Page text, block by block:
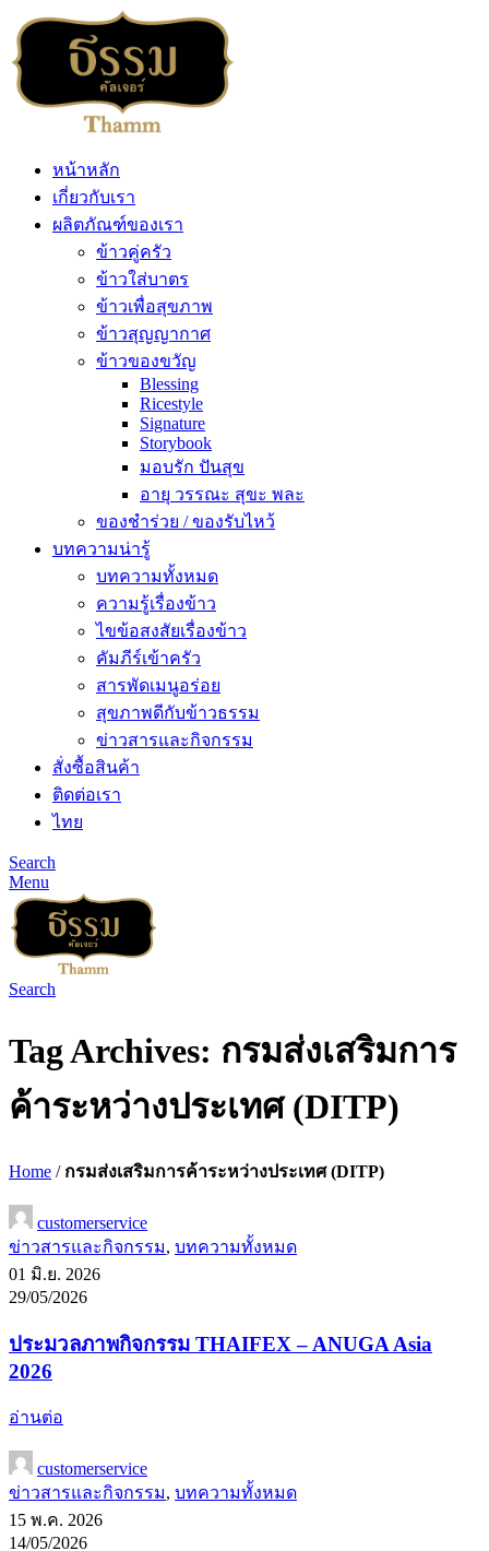
หน้าหลัก
เกี่ยวกับเรา
ผลิตภัณฑ์ของเรา
ข้าวคู่ครัว
ข้าวใส่บาตร
ข้าวเพื่อสุขภาพ
ข้าวสุญญากาศ
ข้าวของขวัญ
Blessing
Ricestyle
Signature
Storybook
มอบรัก ปันสุข
อายุ วรรณะ สุขะ พละ
ของชำร่วย / ของรับไหว้
บทความน่ารู้
บทความทั้งหมด
ความรู้เรื่องข้าว
ไขข้อสงสัยเรื่องข้าว
คัมภีร์เข้าครัว
สารพัดเมนูอร่อย
สุขภาพดีกับข้าวธรรม
ข่าวสารและกิจกรรม
สั่งซื้อสินค้า
ติดต่อเรา
ไทย
Search
Menu
Search
Tag Archives: กรมส่งเสริมการ
ค้าระหว่างประเทศ (DITP)
Home / กรมส่งเสริมการค้าระหว่างประเทศ (DITP)
customerservice
ข่าวสารและกิจกรรม, บทความทั้งหมด
01 มิ.ย. 2026
29/05/2026
ประมวลภาพกิจกรรม THAIFEX – ANUGA Asia
2026
อ่านต่อ
customerservice
ข่าวสารและกิจกรรม, บทความทั้งหมด
15 พ.ค. 2026
14/05/2026